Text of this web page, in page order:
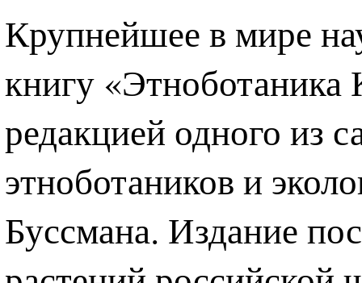
Крупнейшее в мире
книгу «Этноботаника
редакцией одного из
этноботаников и
Буссмана. Издание